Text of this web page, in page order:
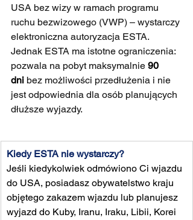
USA bez wizy w ramach programu
ruchu bezwizowego (VWP) – wystarczy
elektroniczna autoryzacja ESTA.
Jednak ESTA ma istotne ograniczenia:
pozwala na pobyt maksymalnie 90
dni bez możliwości przedłużenia i nie
jest odpowiednia dla osób planujących
dłuższe wyjazdy.
Kiedy ESTA nie wystarczy?
Jeśli kiedykolwiek odmówiono Ci wjazdu
do USA, posiadasz obywatelstwo kraju
objętego zakazem wjazdu lub planujesz
wyjazd do Kuby, Iranu, Iraku, Libii, Korei